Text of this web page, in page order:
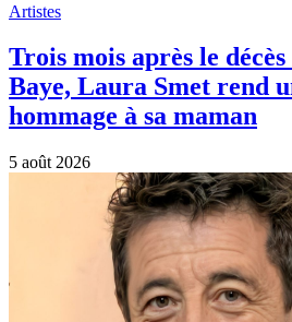
Artistes
Trois mois après le
Baye, Laura Smet rend
hommage à sa maman
5 août 2026